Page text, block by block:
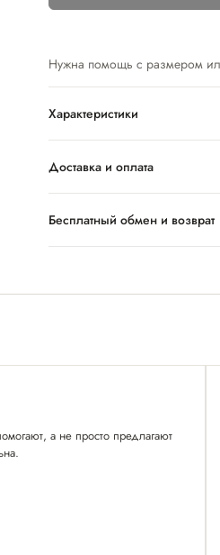
Нужна помощь с размером
Характеристики
Доставка и оплата
Бесплатный обмен и возврат
а не просто предлагают